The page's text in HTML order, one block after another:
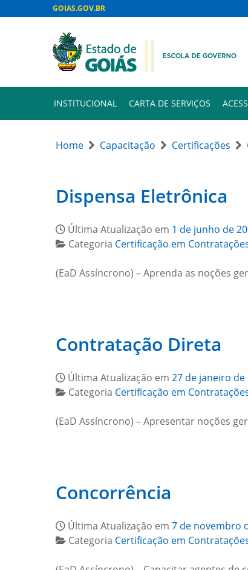
GOIAS.GOV.BR
INSTITUCIONAL CARTA DE SERVIÇOS
Home Capacitação Certificações
Dispensa Eletrônica
Última Atualização em 1 de junho de
Categoria Certificação em
(EaD Assíncrono) – Aprenda as noções
Contratação Direta
Última Atualização em 27 de janeiro de
Categoria Certificação em
(EaD Assíncrono) – Apresentar noções
Concorrência
Última Atualização em 7 de novembro
Categoria Certificação em